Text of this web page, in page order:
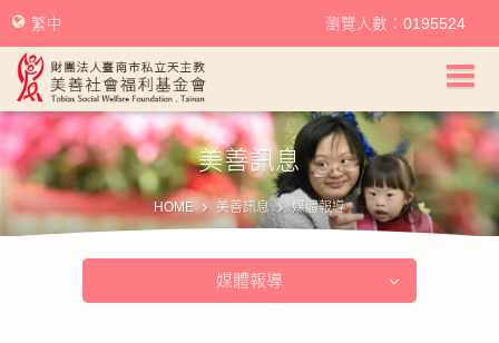
美善社會福利基金會首頁
關於美善
美善服務
美善訊息
繁中 瀏覽人數：0195524
美善訊息
HOME 美善訊息 媒體報導
媒體報導